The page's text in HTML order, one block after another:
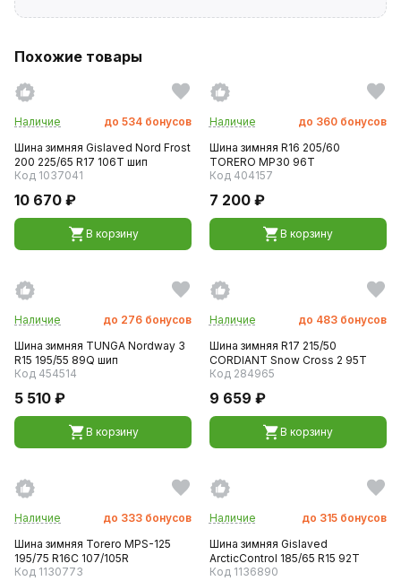
Похожие товары
Наличие до 534 бонусов
Шина зимняя Gislaved Nord Frost
200 225/65 R17 106T шип
Код 1037041
10 670 ₽
В корзину
Наличие до 360 бонусов
Шина зимняя R16 205/60
TORERO MP30 96T
Код 404157
7 200 ₽
В корзину
Наличие до 276 бонусов
Шина зимняя TUNGA Nordway 3
R15 195/55 89Q шип
Код 454514
5 510 ₽
В корзину
Наличие до 483 бонусов
Шина зимняя R17 215/50
CORDIANT Snow Cross 2 95T
Код 284965
9 659 ₽
В корзину
Наличие до 333 бонусов
Шина зимняя Torero MPS-125
195/75 R16C 107/105R
Код 1130773
Наличие до 315 бонусов
Шина зимняя Gislaved
ArcticControl 185/65 R15 92T
Код 1136890